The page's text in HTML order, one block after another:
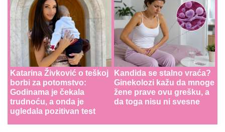
Katarina Živković o teškoj
borbi za potomstvo:
Godinama je čekala
trudnoću, a onda je
ugledala pozitivan test
Kandida se stalno vraća?
Ginekolozi kažu da mnoge
žene prave ovu grešku, a
da toga nisu ni svesne